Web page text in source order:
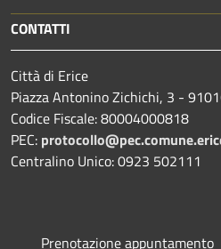
CONTATTI
Città di Erice
Piazza Antonino Zichichi, 3 -
Codice Fiscale: 80004000818
PEC:
Centralino Unico: 0923 502111
Prenotazione appuntamento